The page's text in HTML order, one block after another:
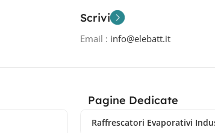
Scrivi
Email : info@elebatt.it
Pagine Dedicate
Raffrescatori Evaporativi